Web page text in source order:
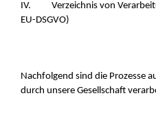
IV. Verzeichnis von
EU-DSGVO)
Nachfolgend sind die Prozesse
durch unsere Gesellschaft